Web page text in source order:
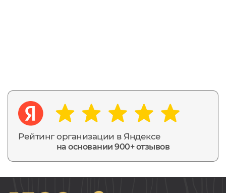
Рейтинг организации в Яндексе
на основании 900+ отзывов